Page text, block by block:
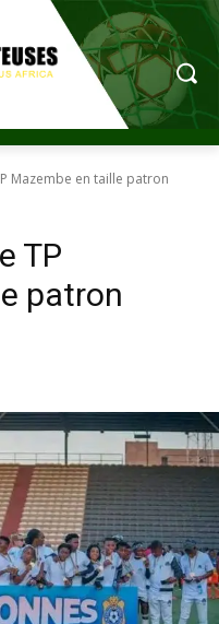
Mazembe en taille patron
TP
patron